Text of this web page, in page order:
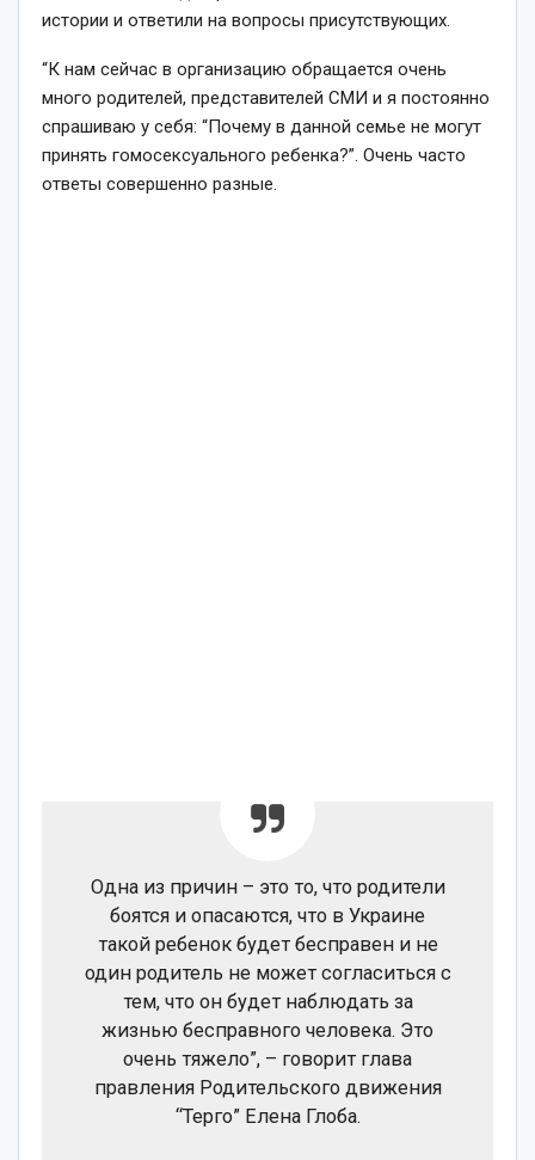
истории и ответили на вопросы присутствующих.
“К нам сейчас в организацию обращается очень
много родителей, представителей СМИ и я постоянно
спрашиваю у себя: “Почему в данной семье не могут
принять гомосексуального ребенка?”. Очень часто
ответы совершенно разные.
Одна из причин – это то, что родители
боятся и опасаются, что в Украине
такой ребенок будет бесправен и не
один родитель не может согласиться с
тем, что он будет наблюдать за
жизнью бесправного человека. Это
очень тяжело”, – говорит глава
правления Родительского движения
“Терго” Елена Глоба.